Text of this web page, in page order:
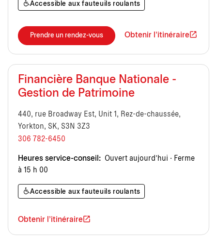
Accessible aux fauteuils roulants
Prendre un rendez-vous Obtenir l'itinéraire
Financière Banque Nationale -
Gestion de Patrimoine
440, rue Broadway Est, Unit 1, Rez-de-chaussée,
Yorkton, SK, S3N 3Z3
306 782-6450
Heures service-conseil: Ouvert aujourd’hui · Ferme
à 15 h 00
Accessible aux fauteuils roulants
Obtenir l'itinéraire